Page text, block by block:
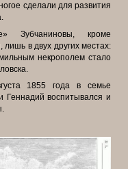
сделали для развития
Зубчаниновы, кроме
в двух других местах:
некрополем стало
1855 года в семье
Геннадий воспитывался и